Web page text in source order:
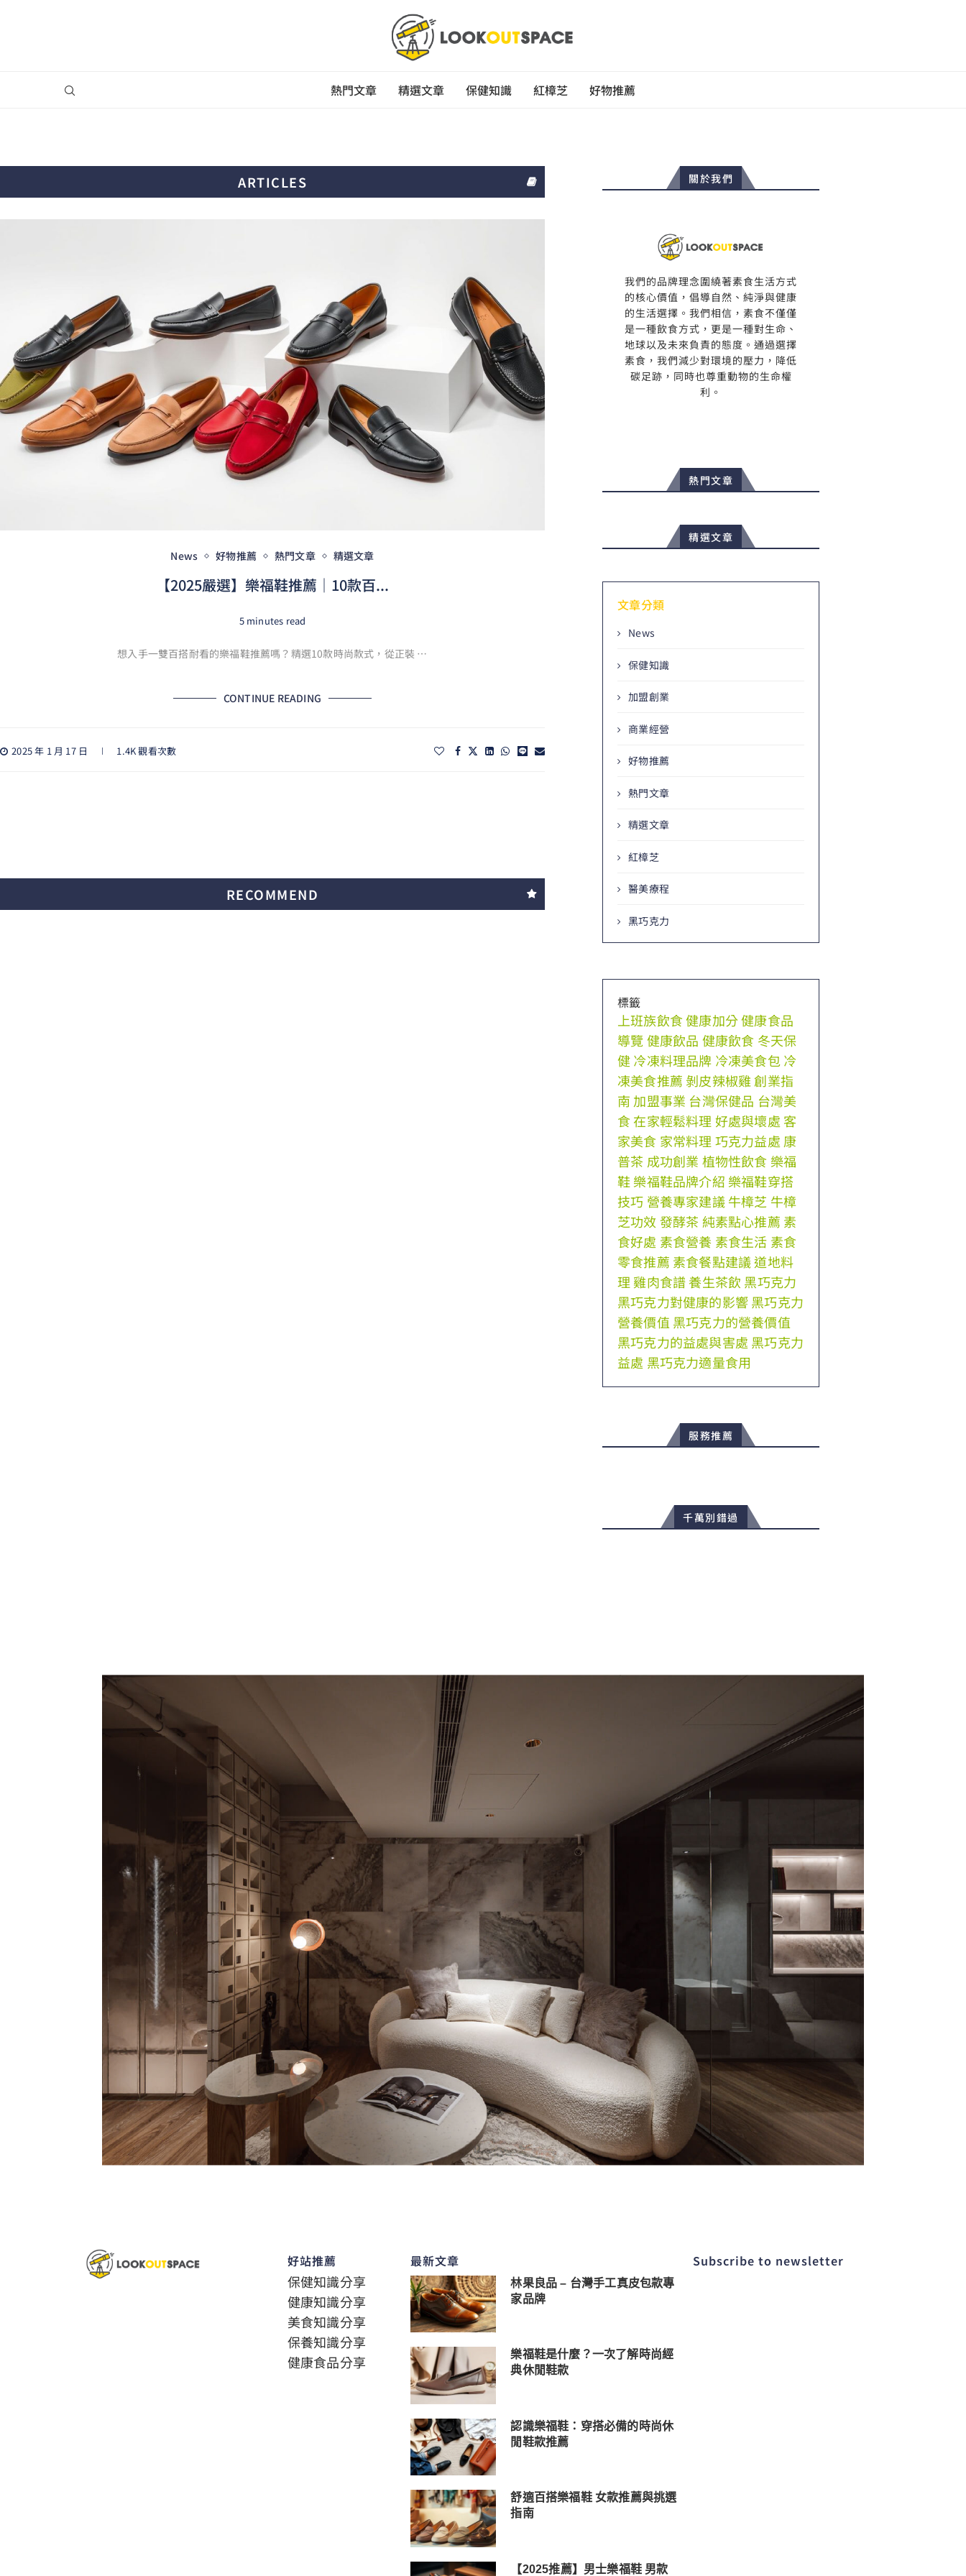
熱門文章 精選文章 保健知識 紅樟芝 好物推薦
ARTICLES
News 好物推薦 熱門文章 精選文章
【2025嚴選】樂福鞋推薦｜10款百...
5 minutes read
想入手一雙百搭耐看的樂福鞋推薦嗎？精選10款時尚款式，從正裝 …
CONTINUE READING
2025 年 1 月 17 日 1.4K 觀看次數
RECOMMEND
關於我們
我們的品牌理念圍繞著素食生活方式
的核心價值，倡導自然、純淨與健康
的生活選擇。我們相信，素食不僅僅
是一種飲食方式，更是一種對生命、
地球以及未來負責的態度。通過選擇
素食，我們減少對環境的壓力，降低
碳足跡，同時也尊重動物的生命權
利。
熱門文章
精選文章
文章分類
News
保健知識
加盟創業
商業經營
好物推薦
熱門文章
精選文章
紅樟芝
醫美療程
黑巧克力
標籤
上班族飲食 健康加分健康食品
導覽 健康飲品 健康飲食 冬天保
健冷凍料理品牌 冷凍美食包冷
凍美食推薦 剝皮辣椒雞 創業指
南 加盟事業 台灣保健品 台灣美
食 在家輕鬆料理 好處與壞處客
家美食 家常料理 巧克力益處 康
普茶 成功創業 植物性飲食 樂福
鞋樂福鞋品牌介紹 樂福鞋穿搭
技巧 營養專家建議牛樟芝 牛樟
芝功效發酵茶 純素點心推薦 素
食好處 素食營養 素食生活 素食
零食推薦 素食餐點建議道地料
理 雞肉食譜養生茶飲 黑巧克力
黑巧克力對健康的影響黑巧克力
營養價值 黑巧克力的營養價值
黑巧克力的益處與害處 黑巧克力
益處 黑巧克力適量食用
服務推薦
千萬別錯過
好站推薦
保健知識分享
健康知識分享
美食知識分享
保養知識分享
健康食品分享
最新文章
林果良品 – 台灣手工真皮包款專
家品牌
樂福鞋是什麼？一次了解時尚經
典休閒鞋款
認識樂福鞋：穿搭必備的時尚休
閒鞋款推薦
舒適百搭樂福鞋 女款推薦與挑選
指南
【2025推薦】男士樂福鞋 男款
Subscribe to newsletter​